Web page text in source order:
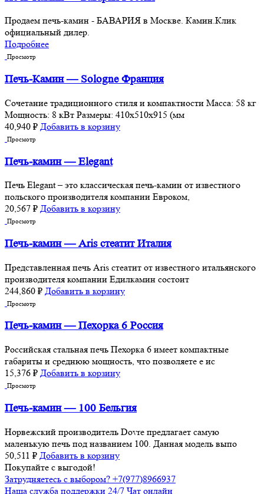
Продаем печь-камин - БАВАРИЯ в Москве. Камин.Клик
официальный дилер.
Подробнее
Просмотр
Печь-Камин — Sologne Франция
Сочетание традиционного стиля и компактности Масса: 58 кг
Мощность: 8 кВт Размеры: 410x510x915 (мм
40,940 ₽ Добавить в корзину
Просмотр
Печь-камин — Elegant
Печь Elegant – это классическая печь-камин от известного
польского производителя компании Евроком,
20,567 ₽ Добавить в корзину
Просмотр
Печь-камин — Aris стеатит Италия
Представленная печь Aris стеатит от известного итальянского
производителя компании Едилкамин состоит
244,860 ₽ Добавить в корзину
Просмотр
Печь-камин — Пехорка 6 Россия
Российская стальная печь Пехорка 6 имеет компактные
габариты и среднюю мощность, что позволяете е ис
15,376 ₽ Добавить в корзину
Просмотр
Печь-камин — 100 Бельгия
Норвежский производитель Dovre предлагает самую
маленькую печь под названием 100. Данная модель выпо
50,511 ₽ Добавить в корзину
Покупайте с выгодой!
Затрудняетесь с выбором? +7(977)8966937
Наша служба поддержки 24/7 Чат онлайн